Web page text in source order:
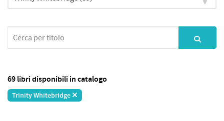
69 libri disponibili in catalogo
Trinity Whitebridge